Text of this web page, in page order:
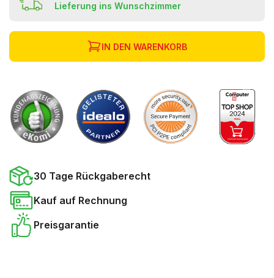
Lieferung ins Wunschzimmer
IN DEN WARENKORB
30 Tage Rückgaberecht
Kauf auf Rechnung
Preisgarantie